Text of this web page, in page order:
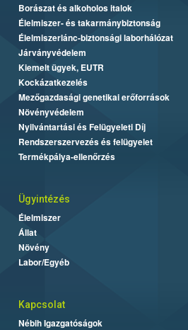
Borászat és alkoholos italok
Élelmiszer- és takarmánybiztonság
Élelmiszerlánc-biztonsági laborhálózat
Járványvédelem
Kiemelt ügyek, EUTR
Kockázatkezelés
Mezőgazdasági genetikai erőforrások
Növényvédelem
Nyilvántartási és Felügyeleti Díj
Rendszerszervezés és felügyelet
Termékpálya-ellenőrzés
Ügyintézés
Élelmiszer
Állat
Növény
Labor/Egyéb
Kapcsolat
Nébih Igazgatóságok